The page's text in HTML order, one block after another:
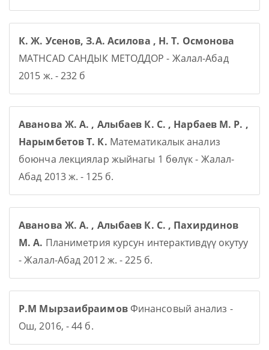
К. Ж. Усенов, З.А. Асилова , Н. Т. Осмонова
MATHCAD САНДЫК МЕТОДДОР - Жалал-Абад
2015 ж. - 232 б
Аванова Ж. А. , Алыбаев К. С. , Нарбаев М. Р. ,
Нарымбетов Т. К. Математикалык анализ
боюнча лекциялар жыйнагы 1 бөлүк - Жалал-
Абад 2013 ж. - 125 б.
Аванова Ж. А. , Алыбаев К. С. , Пахирдинов
М. А. Планиметрия курсун интерактивдүү окутуу
- Жалал-Абад 2012 ж. - 225 б.
Р.М МырзаибраимовФинансовый анализ -
Ош, 2016, - 44 б.